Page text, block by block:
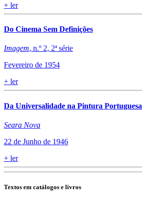
+ ler
Do Cinema Sem Definições
Imagem, n.º 2, 2ª série
Fevereiro de 1954
+ ler
Da Universalidade na Pintura Portuguesa
Seara Nova
22 de Junho de 1946
+ ler
Textos em catálogos e livros